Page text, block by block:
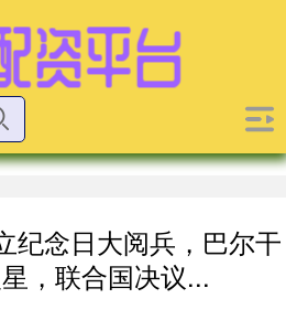
纪念日大阅兵，巴尔干
，联合国决议...